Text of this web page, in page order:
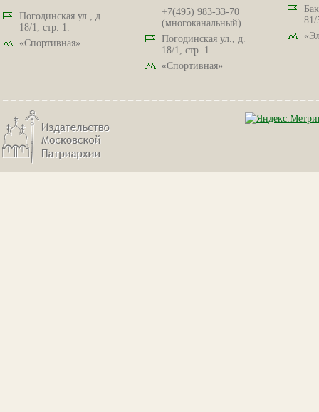
Погодинская ул., д.
18/1, стр. 1.
«Спортивная»
+7(495) 983-33-70
(многоканальный)
Погодинская ул., д.
18/1, стр. 1.
«Спортивная»
81/